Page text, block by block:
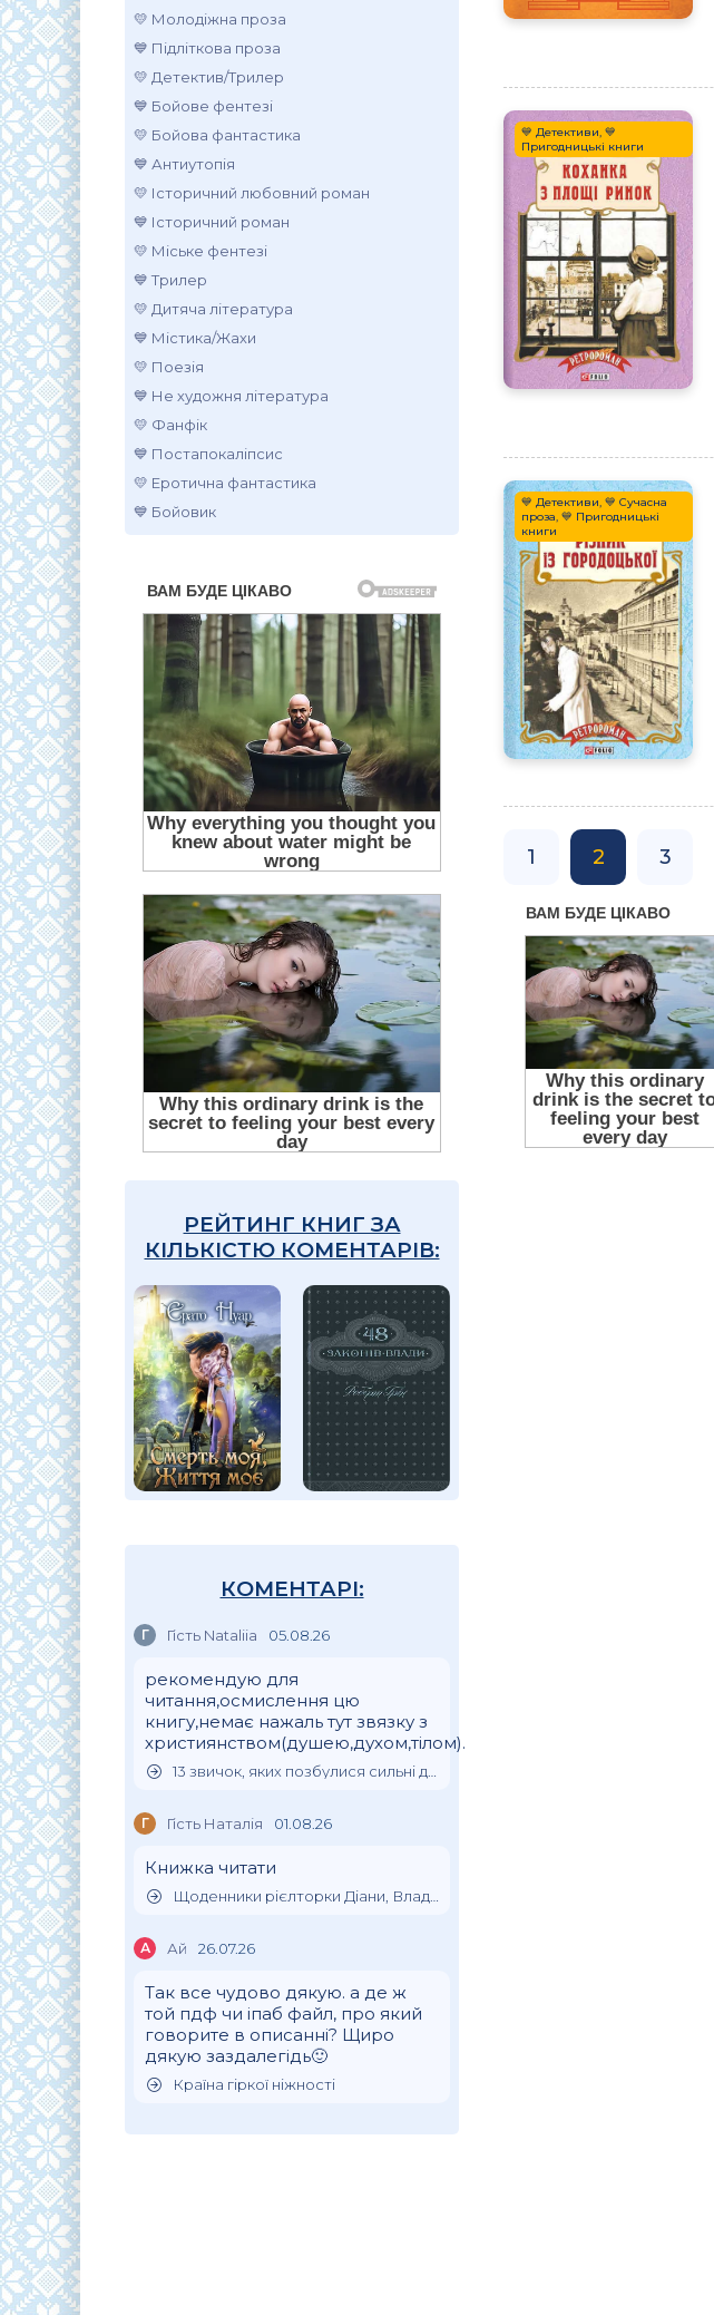
💛 Молодіжна проза
💙 Підліткова проза
💛 Детектив/Трилер
💙 Бойове фентезі
💛 Бойова фантастика
💙 Антиутопія
💛 Історичний любовний роман
💙 Історичний роман
💛 Міське фентезі
💙 Трилер
💛 Дитяча література
💙 Містика/Жахи
💛 Поезія
💙 Не художня література
💛 Фанфік
💙 Постапокаліпсис
💛 Еротична фантастика
💙 Бойовик
РЕЙТИНГ КНИГ ЗА
КІЛЬКІСТЮ КОМЕНТАРІВ:
КОМЕНТАРІ:
Г Гість Nataliia 05.08.26
рекомендую для
читання,осмислення цю
книгу,немає нажаль тут звязку з
християнством(душею,духом,тілом).
13 звичок, яких позбулися сильні духом люди
Г Гість Наталія 01.08.26
Книжка читати
Щоденники рієлторки Діани, Влада Клімова
А Ай 26.07.26
Так все чудово дякую. а де ж
той пдф чи іпаб файл, про який
говорите в описанні? Щиро
дякую заздалегідь🙂
Країна гіркої ніжності
💙 Детективи, 💙
Пригодницькі книги
💙 Детективи, 💙 Сучасна
проза, 💙 Пригодницькі
книги
1 2 3